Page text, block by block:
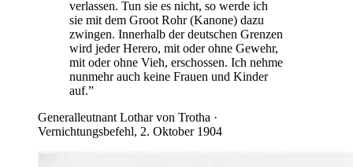
verlassen. Tun sie es nicht, so werde ich
sie mit dem Groot Rohr (Kanone) dazu
zwingen. Innerhalb der deutschen Grenzen
wird jeder Herero, mit oder ohne Gewehr,
mit oder ohne Vieh, erschossen. Ich nehme
nunmehr auch keine Frauen und Kinder
auf.”
Generalleutnant Lothar von Trotha ·
Vernichtungsbefehl, 2. Oktober 1904